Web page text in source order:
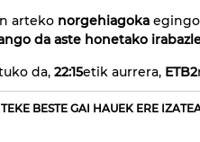
arteko norgehiagoka
da aste honetako
da, 22:15etik aurrera, ETB2
BESTE GAI HAUEK ERE